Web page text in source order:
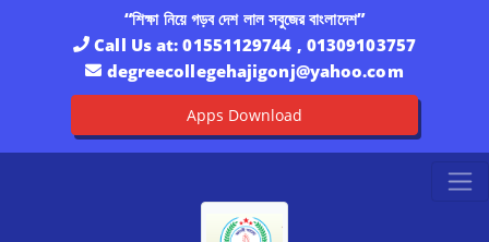
“শিক্ষা নিয়ে গড়ব দেশ লাল সবুজের বাংলাদেশ”
Call Us at:01551129744 , 01309103757
degreecollegehajigonj@yahoo.com
Apps Download